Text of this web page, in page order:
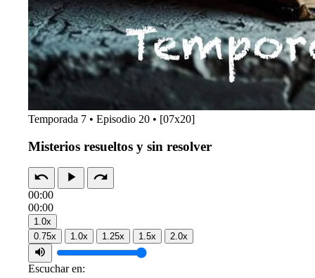
Temporada 7 • Episodio 20 • [07x20]
Misterios resueltos y sin resolver
00:00
00:00
1.0x
0.75x
1.0x 1.25x 1.5x 2.0x
Escuchar en: